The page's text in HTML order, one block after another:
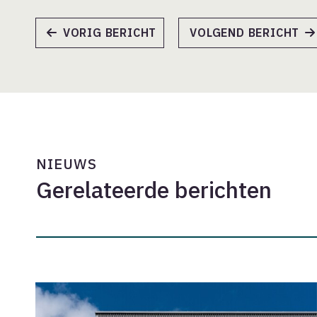
VORIG BERICHT VOLGEND BERICHT
NIEUWS
Gerelateerde berichten
Onderhandelingsresultaat
cao